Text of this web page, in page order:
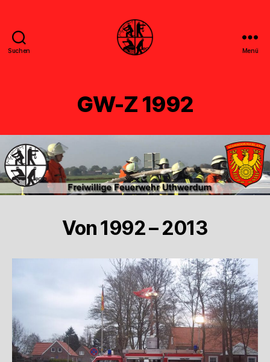
Suchen Menü
GW-Z 1992
Von 1992 – 2013